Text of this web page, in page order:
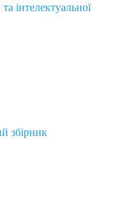
інтелектуальної
збірник